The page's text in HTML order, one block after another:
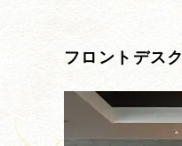
フロントデスク